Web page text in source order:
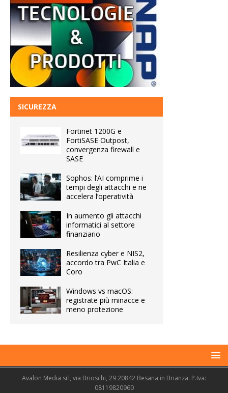
SICUREZZA
Fortinet 1200G e
FortiSASE Outpost,
convergenza firewall e
SASE
Sophos: l’AI comprime i
tempi degli attacchi e ne
accelera l’operatività
In aumento gli attacchi
informatici al settore
finanziario
Resilienza cyber e NIS2,
accordo tra PwC Italia e
Coro
Windows vs macOS:
registrate più minacce e
meno protezione
Avalon Media srl, via Brioschi, 29 20842 Besana in Brianza. P.Iva:
08119820960